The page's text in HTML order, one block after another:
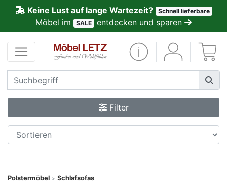
Keine Lust auf lange Wartezeit? Schnell lieferbare
Möbel im SALE entdecken und sparen
Filter
Polstermöbel > Schlafsofas
Kundenmeinungen
Anmelden
PREMIUM
Schnell
lieferbar
SALE